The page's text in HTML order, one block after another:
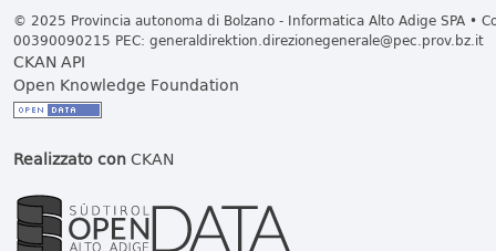
© 2025 Provincia autonoma di Bolzano - Informatica Alto Adige SPA •
00390090215 PEC: generaldirektion.direzionegenerale@pec.prov.bz.it
CKAN API
Open Knowledge Foundation
Realizzato conCKAN